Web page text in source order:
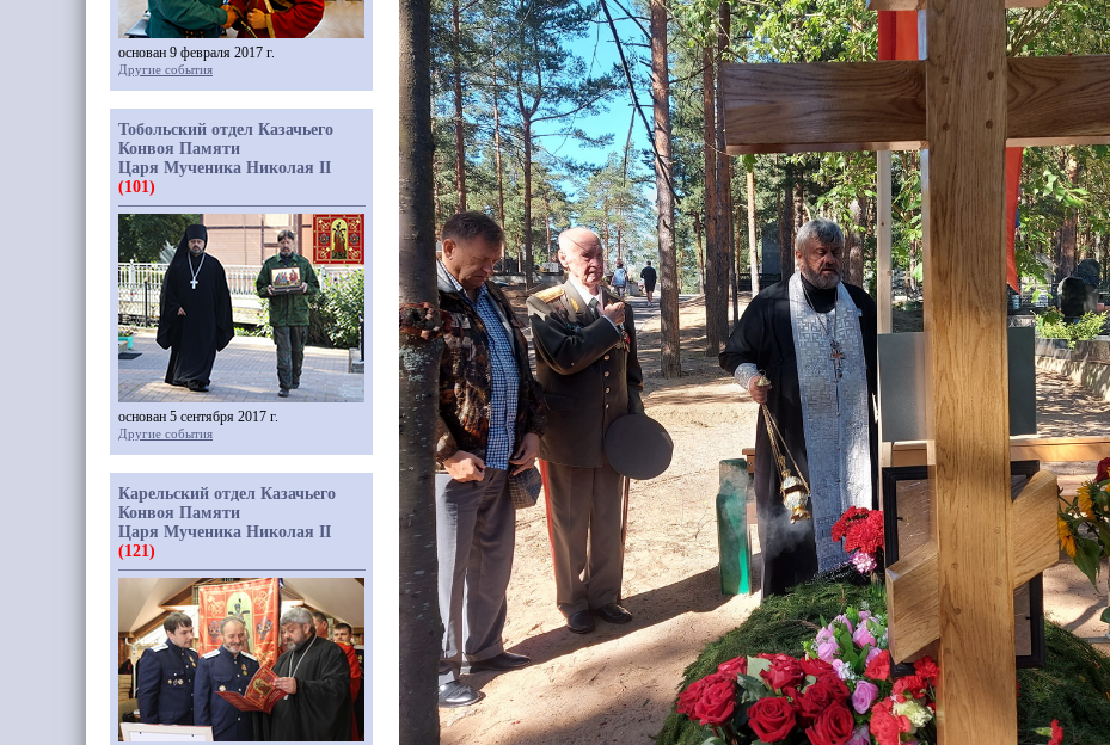
основан 9 февраля 2017 г.
Другие события
Тобольский отдел Казачьего
Конвоя Памяти
Царя Мученика Николая II
(101)
основан 5 сентября 2017 г.
Другие события
Карельский отдел Казачьего
Конвоя Памяти
Царя Мученика Николая II
(121)